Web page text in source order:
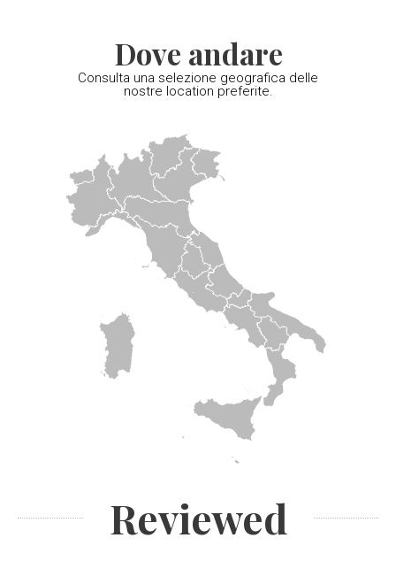
Dove andare
Consulta una selezione geografica delle
nostre location preferite.
Reviewed